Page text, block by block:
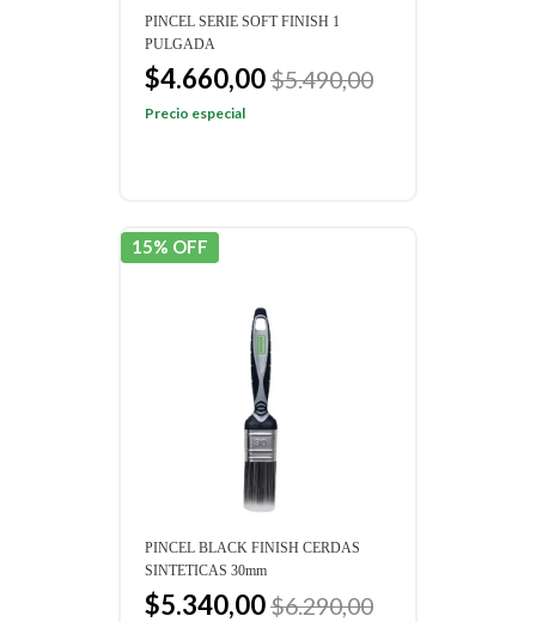
PINCEL SERIE SOFT FINISH 1
PULGADA
$4.660,00$5.490,00
Precio especial
15% OFF
PINCEL BLACK FINISH CERDAS
SINTETICAS 30mm
$5.340,00$6.290,00